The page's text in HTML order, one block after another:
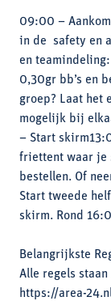
09:00 –
in de safety en
en
0,30gr bb’s en
groep? Laat het
mogelijk bij
– Start
friettent waar je
bestellen. Of
Start tweede
skirm. Rond
Belangrijkste
Alle regels
https://area-